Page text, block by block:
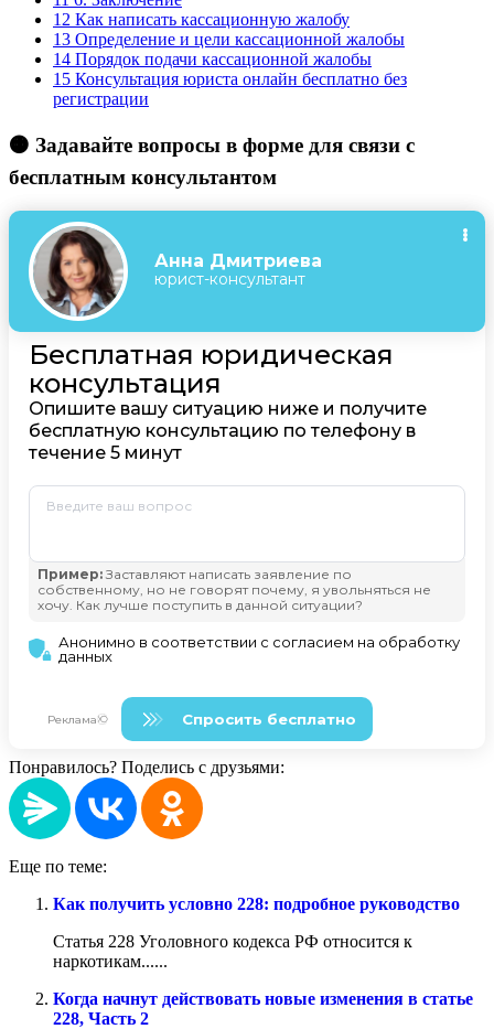
12 Как написать кассационную жалобу
13 Определение и цели кассационной жалобы
14 Порядок подачи кассационной жалобы
15 Консультация юриста онлайн бесплатно без
регистрации
🟠 Задавайте вопросы в форме для связи с
бесплатным консультантом
Понравилось? Поделись с друзьями:
Еще по теме:
Как получить условно 228: подробное руководство
Статья 228 Уголовного кодекса РФ относится к
наркотикам......
Когда начнут действовать новые изменения в статье
228, Часть 2